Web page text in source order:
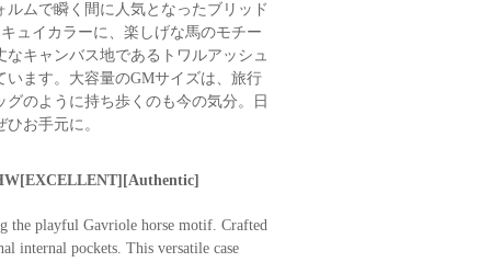
ムで瞬く間に人気となったブリッド
ュイカラーに、楽しげな馬のモチー
キャンバス地であるトワルアッシュ
ます。大容量のGMサイズは、旅行
のように持ち歩くのも今の気分。日
お手元に。
the playful Gavriole horse motif. Crafted
internal pockets. This versatile case